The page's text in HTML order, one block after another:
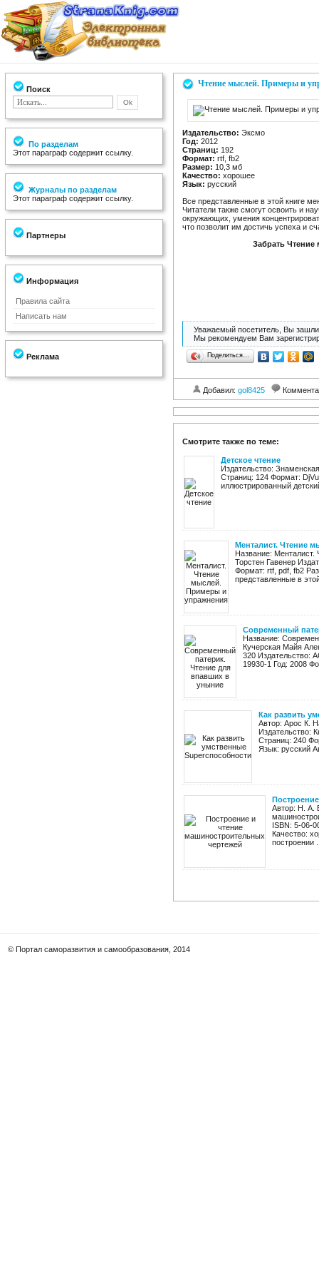
Поиск
По разделам
Этот параграф содержит ссылку.
Журналы по разделам
Этот параграф содержит ссылку.
Партнеры
Информация
Правила сайта
Написать нам
Реклама
Чтение мыслей. Примеры и
Издательство: Эксмо
Год: 2012
Страниц: 192
Формат: rtf, fb2
Размер: 10,3 мб
Качество: хорошее
Язык: русский
Все представленные в этой книге
Читатели также смогут освоить и
окружающих, умения
что позволит им достичь успеха и
Забрать
Уважаемый посетитель, Вы зашли
Мы рекомендуем Вам
Поделиться…
Добавил: gol8425
Смотрите также по теме:
Детское чтение
Издательство:
Страниц: 124 Формат:
иллюстрированный
Менталист. Чтение
Название:
Торстен Гавенер
Формат: rtf, pdf, fb2
представленные в
Современный
Название:
Кучерская Майя
320 Издательство:
19930-1 Год: 2008
Как развить
Автор: Арос К.
Издательство:
Страниц: 240
Язык: русский
Автор: Н. А.
ISBN: 5-06-
Качество:
построении
© Портал саморазвития и самообразования, 2014